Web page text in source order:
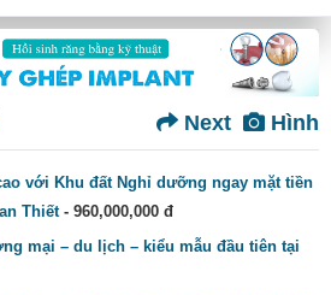
Hình
Next
với Khu đất Nghỉ dưỡng ngay mặt tiền
Thiết- 960,000,000 đ
mại – du lịch – kiểu mẫu đầu tiên tại